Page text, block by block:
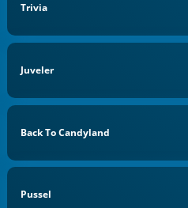
Trivia
Juveler
Back To Candyland
Pussel